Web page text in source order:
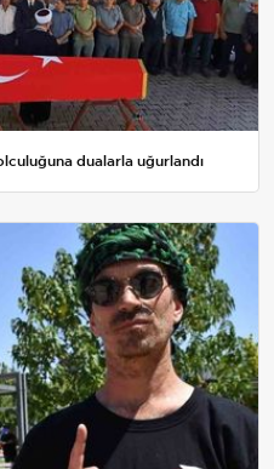
dualarla uğurlandı